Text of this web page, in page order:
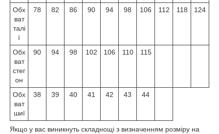
Обх
ват
талі
ї
78 82 86 90 94 98 106 112 118 124
Обх
ват
стег
он
90 94 98 102 106 110 115
Обх
ват
шиї
38 39 40 41 42 43 44
Якщо у вас виникнуть складнощі з визначенням розміру на